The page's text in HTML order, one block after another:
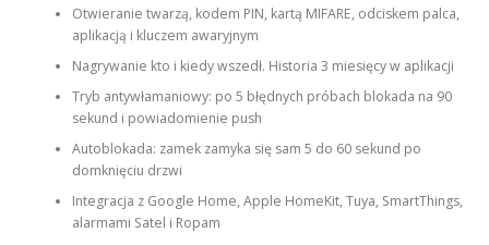
Otwieranie twarzą, kodem PIN, kartą MIFARE, odciskem palca,
aplikacją i kluczem awaryjnym
Nagrywanie kto i kiedy wszedł. Historia 3 miesięcy w aplikacji
Tryb antywłamaniowy: po 5 błędnych próbach blokada na 90
sekund i powiadomienie push
Autoblokada: zamek zamyka się sam 5 do 60 sekund po
domknięciu drzwi
Integracja z Google Home, Apple HomeKit, Tuya, SmartThings,
alarmami Satel i Ropam